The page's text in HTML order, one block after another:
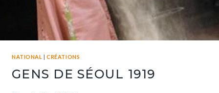
NATIONAL |CRÉATIONS
GENS DE SÉOUL 1919